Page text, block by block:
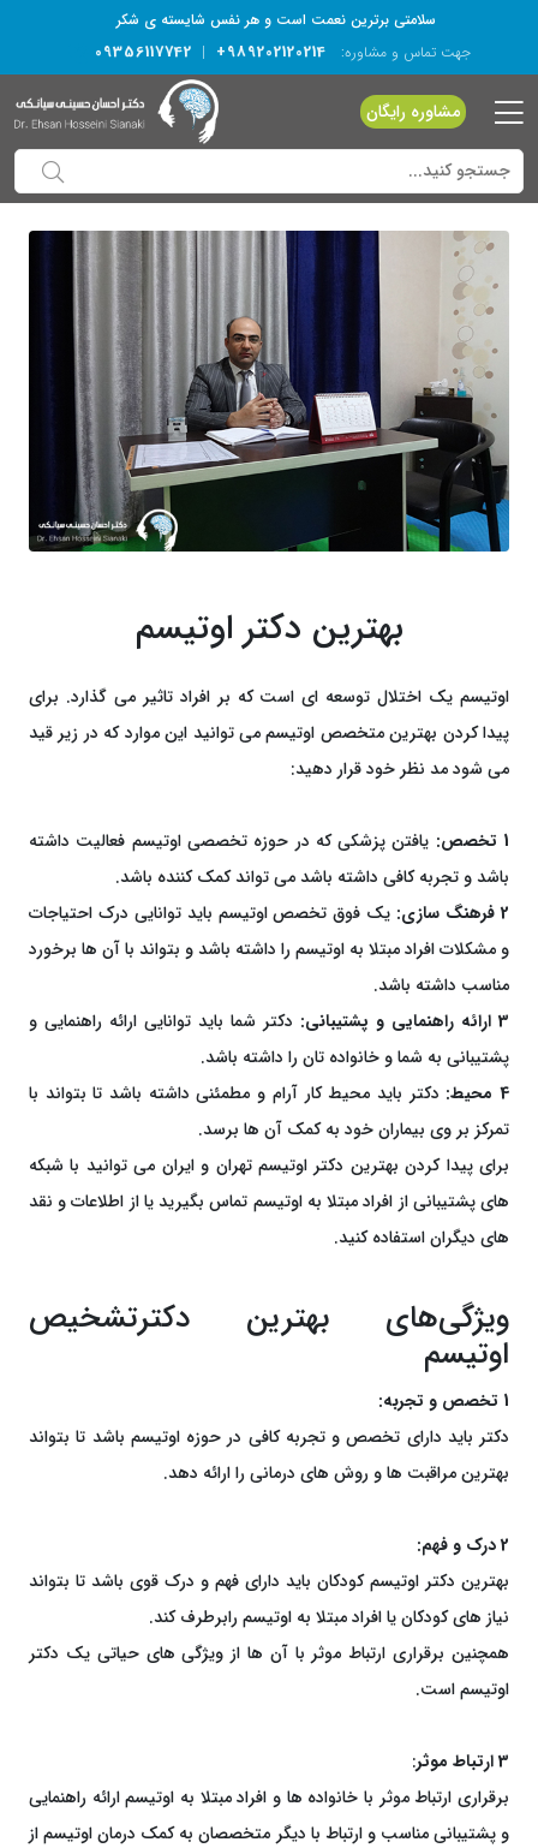
سلامتی برترین نعمت است و هر نفس شایسته­ ی شکر
جهت تماس و مشاوره:
+989202120214
|
09356117742
مشاوره رایگان
بهترین دکتر اوتیسم
اوتیسم یک اختلال توسعه ای است که بر افراد تاثیر می گذارد. برای
پیدا کردن بهترین متخصص اوتیسم می توانید این موارد که در زیر قید
می شود مد نظر خود قرار دهید:
1 تخصص:
یافتن پزشکی که در حوزه تخصصی اوتیسم فعالیت داشته
باشد و تجربه کافی داشته باشد می تواند کمک کننده باشد.
2 فرهنگ سازی:
یک فوق تخصص اوتیسم باید توانایی درک احتیاجات
و مشکلات افراد مبتلا به اوتیسم را داشته باشد و بتواند با آن ها برخورد
مناسب داشته باشد.
3 ارائه راهنمایی و پشتیبانی:
دکتر شما باید توانایی ارائه راهنمایی و
پشتیبانی به شما و خانواده تان را داشته باشد.
4 محیط:
دکتر باید محیط کار آرام و مطمئنی داشته باشد تا بتواند با
تمرکز بر وی بیماران خود به کمک آن ها برسد.
برای پیدا کردن بهترین دکتر اوتیسم تهران و ایران می توانید با شبکه
های پشتیبانی از افراد مبتلا به اوتیسم تماس بگیرید یا از اطلاعات و نقد
های دیگران استفاده کنید.
ویژگی‌های بهترین دکترتشخیص
اوتیسم
1 تخصص و تجربه:
دکتر باید دارای تخصص و تجربه کافی در حوزه اوتیسم باشد تا بتواند
بهترین مراقبت ها و روش های درمانی را ارائه دهد.
2 درک و فهم:
بهترین دکتر اوتیسم کودکان باید دارای فهم و درک قوی باشد تا بتواند
نیاز های کودکان یا افراد مبتلا به اوتیسم رابرطرف کند.
همچنین برقراری ارتباط موثر با آن ها از ویژگی های حیاتی یک دکتر
اوتیسم است.
3 ارتباط موثر
:
برقراری ارتباط موثر با خانواده ها و افراد مبتلا به اوتیسم ارائه راهنمایی
و پشتیبانی مناسب و ارتباط با دیگر متخصصان به کمک درمان اوتیسم از